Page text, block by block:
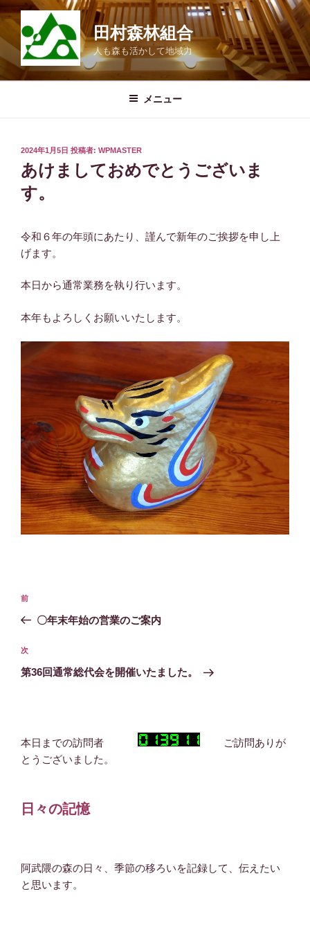
コ
ン
テ
ン
ツ
田村森林組合
人も森も活かして地域力
メニュー
投
稿
日:
2024年1月5日 投稿者: WPMASTER
あけましておめでとうございま
す。
令和６年の年頭にあたり、謹んで新年のご挨拶を申し上
げます。
本日から通常業務を執り行います。
本年もよろしくお願いいたします。
投
ナ
ビ
ゲ
ン
前
の
稿
前
〇年末年始の営業のご案内
次
の
次
第36回通常総代会を開催いたました。
本日までの訪問者
ご訪問ありが
とうございました。
日々の記憶
阿武隈の森の日々、季節の移ろいを記録して、伝えたい
と思います。